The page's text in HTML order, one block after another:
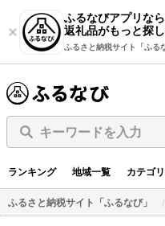
ふるなびアプリなら
返礼品がもっと探
ふるさと納税サイト「ふる
キーワードを入力
ランキング 地域一覧 カテゴリ
ふるさと納税サイト「ふるなび」